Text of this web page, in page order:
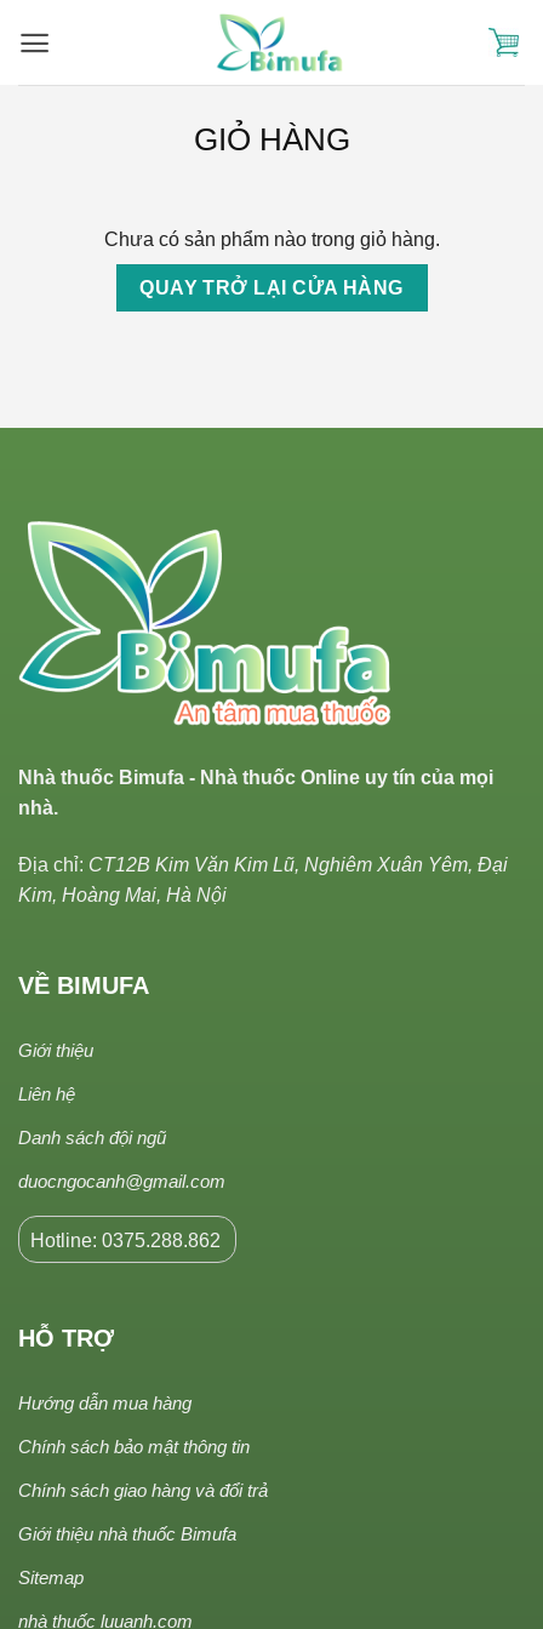
GIỎ HÀNG
Chưa có sản phẩm nào trong giỏ hàng.
QUAY TRỞ LẠI CỬA HÀNG
Nhà thuốc Bimufa - Nhà thuốc Online uy tín của mọi
nhà.
Địa chỉ: CT12B Kim Văn Kim Lũ, Nghiêm Xuân Yêm, Đại
Kim, Hoàng Mai, Hà Nội
VỀ BIMUFA
Giới thiệu
Liên hệ
Danh sách đội ngũ
duocngocanh@gmail.com
Hotline: 0375.288.862
HỖ TRỢ
Hướng dẫn mua hàng
Chính sách bảo mật thông tin
Chính sách giao hàng và đổi trả
Giới thiệu nhà thuốc Bimufa
Sitemap
nhà thuốc luuanh.com